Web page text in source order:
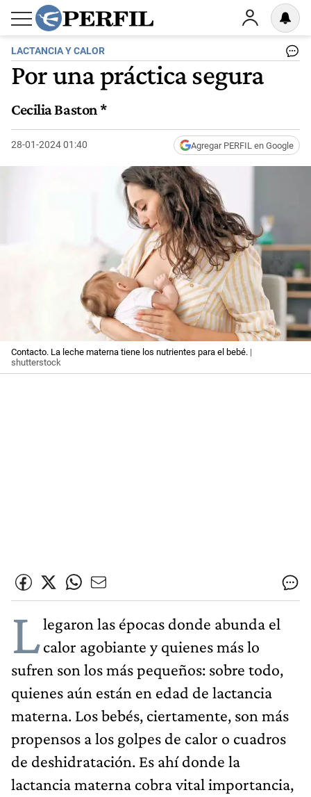
LACTANCIA Y CALOR
Por una práctica segura
Cecilia Baston *
28-01-2024 01:40 Agregar PERFIL en Google
Contacto. La leche materna tiene los nutrientes para el bebé. |
shutterstock
Llegaron las épocas donde abunda el
calor agobiante y quienes más lo
sufren son los más pequeños: sobre todo,
quienes aún están en edad de lactancia
materna. Los bebés, ciertamente, son más
propensos a los golpes de calor o cuadros
de deshidratación. Es ahí donde la
lactancia materna cobra vital importancia,